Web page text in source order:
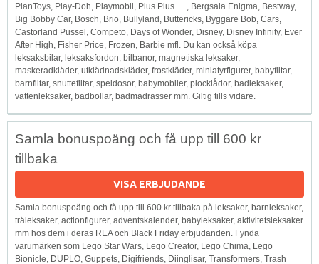
PlanToys, Play-Doh, Playmobil, Plus Plus ++, Bergsala Enigma, Bestway,
Big Bobby Car, Bosch, Brio, Bullyland, Buttericks, Byggare Bob, Cars,
Castorland Pussel, Competo, Days of Wonder, Disney, Disney Infinity, Ever
After High, Fisher Price, Frozen, Barbie mfl. Du kan också köpa
leksaksbilar, leksaksfordon, bilbanor, magnetiska leksaker,
maskeradkläder, utklädnadskläder, frostkläder, miniatyrfigurer, babyfiltar,
barnfiltar, snuttefiltar, speldosor, babymobiler, plocklådor, badleksaker,
vattenleksaker, badbollar, badmadrasser mm. Giltig tills vidare.
Samla bonuspoäng och få upp till 600 kr
tillbaka
VISA ERBJUDANDE
Samla bonuspoäng och få upp till 600 kr tillbaka på leksaker, barnleksaker,
träleksaker, actionfigurer, adventskalender, babyleksaker, aktivitetsleksaker
mm hos dem i deras REA och Black Friday erbjudanden. Fynda
varumärken som Lego Star Wars, Lego Creator, Lego Chima, Lego
Bionicle, DUPLO, Guppets, Digifriends, Diinglisar, Transformers, Trash